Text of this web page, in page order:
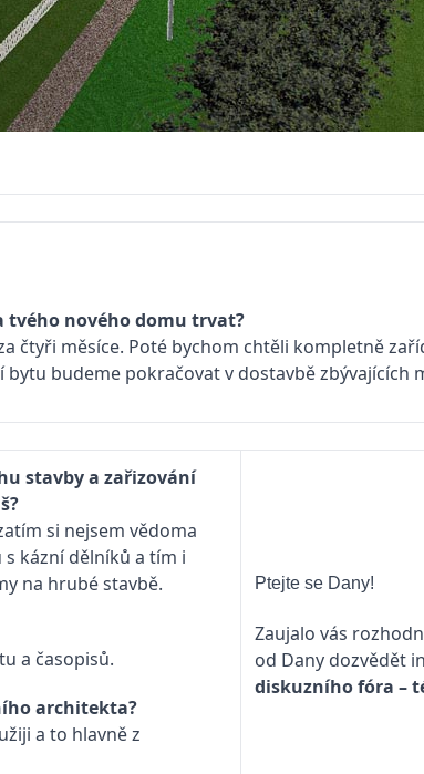
tvého nového domu trvat?
čtyři měsíce. Poté bychom chtěli kompletně
budeme pokračovat v dostavbě zbývajících
stavby a zařizování
si nejsem vědoma
kázní dělníků a tím i
na hrubé stavbě.
a časopisů.
architekta?
a to hlavně z
Ptejte se Dany!
Zaujalo vás
od Dany dozvědět
diskuzního fóra –